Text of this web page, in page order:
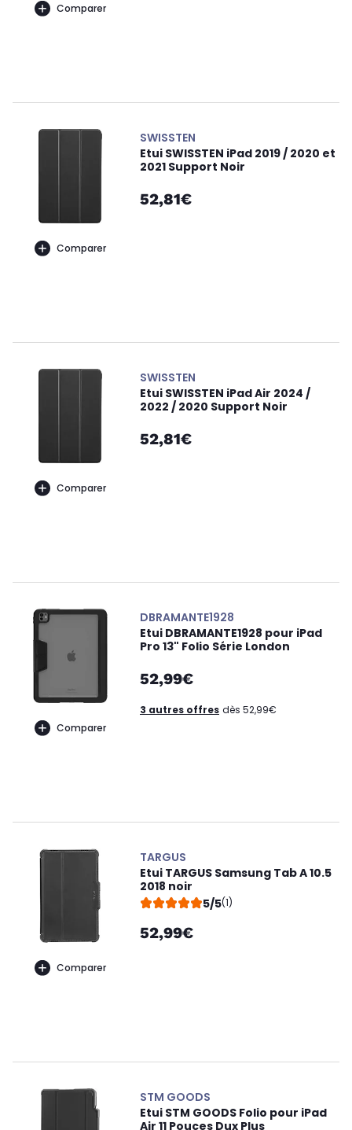
Comparer
Comparer
SWISSTEN
Etui SWISSTEN iPad 2019 / 2020 et
2021 Support Noir
52,81€
Comparer
SWISSTEN
Etui SWISSTEN iPad Air 2024 /
2022 / 2020 Support Noir
52,81€
Comparer
DBRAMANTE1928
Etui DBRAMANTE1928 pour iPad
Pro 13" Folio Série London
52,99€
3 autres offres dès 52,99€
Comparer
TARGUS
Etui TARGUS Samsung Tab A 10.5
2018 noir
5/5(1)
52,99€
STM GOODS
Etui STM GOODS Folio pour iPad
Air 11 Pouces Dux Plus